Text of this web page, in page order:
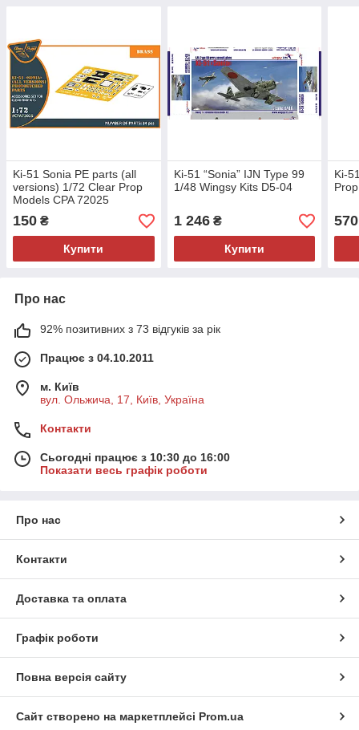
Ki-51 Sonia PE parts (all
versions) 1/72 Clear Prop
Models CPA 72025
150 ₴
Купити
Ki-51 “Sonia” IJN Type 99
1/48 Wingsy Kits D5-04
1 246₴
Купити
Ki-
570
Про нас
92% позитивних з 73 відгуків за рік
Працює з 04.10.2011
м. Київ
вул. Ольжича, 17, Київ, Україна
Контакти
Сьогодні працює з 10:30 до 16:00
Показати весь графік роботи
Про нас
Контакти
Доставка та оплата
Графік роботи
Повна версія сайту
Сайт створено на маркетплейсі Prom.ua